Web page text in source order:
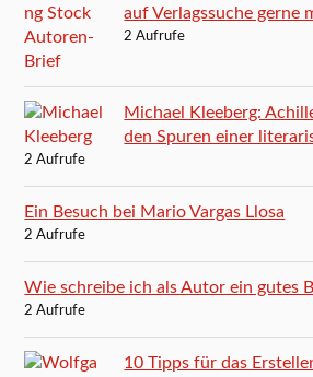
auf Verlagssuche gerne
2 Aufrufe
Michael Kleeberg:
den Spuren einer
2 Aufrufe
Ein Besuch bei Mario Vargas Llosa
2 Aufrufe
Wie schreibe ich als Autor ein gutes
2 Aufrufe
10 Tipps für das